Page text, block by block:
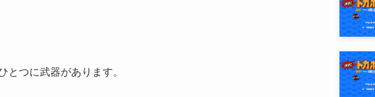
つに武器があります。